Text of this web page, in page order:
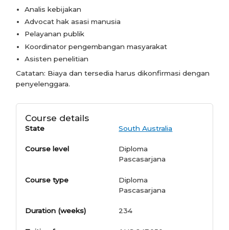
Analis kebijakan
Advocat hak asasi manusia
Pelayanan publik
Koordinator pengembangan masyarakat
Asisten penelitian
Catatan: Biaya dan tersedia harus dikonfirmasi dengan
penyelenggara.
Course details
State South Australia
Course level
Diploma
Pascasarjana
Course type
Diploma
Pascasarjana
Duration (weeks) 234